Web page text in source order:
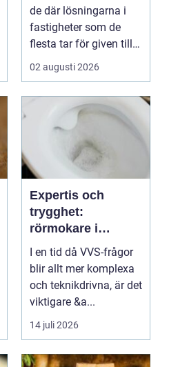
tillgänglighet
de där lösningarna i
fastigheter som de
flesta tar för given tills
den sakna...
02 augusti 2026
Expertis och
trygghet:
rörmokare i
jämtland
I en tid då VVS-frågor
blir allt mer komplexa
och teknikdrivna, är det
viktigare &a...
14 juli 2026